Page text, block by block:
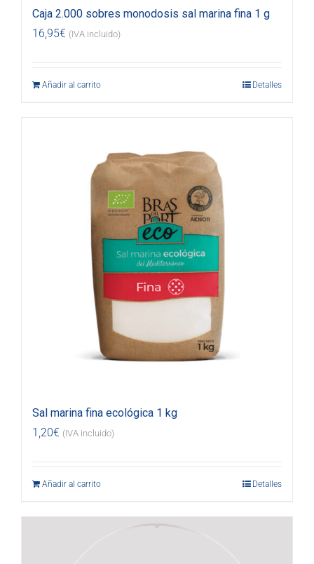
Caja 2.000 sobres monodosis sal marina fina 1 g
16,95€ (IVA incluido)
Añadir al carrito Detalles
Sal marina fina ecológica 1 kg
1,20€ (IVA incluido)
Añadir al carrito Detalles